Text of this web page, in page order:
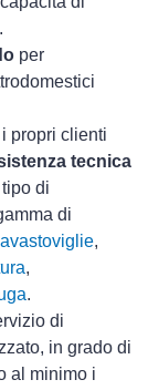
per
propri clienti
tecnica
di
di
,
,
.
di
in grado di
al minimo i